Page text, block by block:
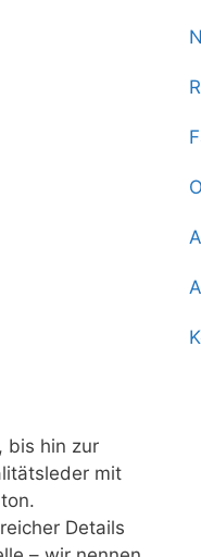
bis hin zur
mit
Details